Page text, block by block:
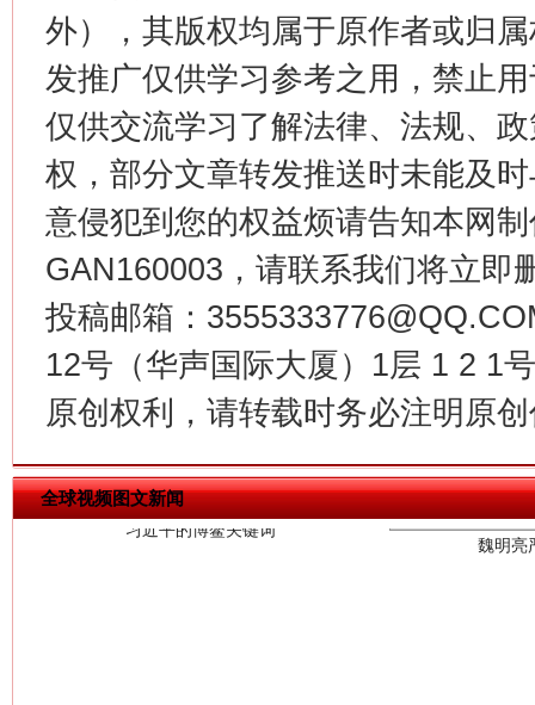
外），其版权均属于原作者或归
发推广仅供学习参考之用，禁止
仅供交流学习了解法律、法规、
权，部分文章转发推送时未能及
意侵犯到您的权益烦请告知本网
GAN160003，请联系我们将立即
投稿邮箱：
12号（华声国际大厦）1层 1 2 1
原创权利，请转载时务必注明原
全球视频图文新闻
在谋一域中谋全局
今
习近平的博鳌关键词
魏明亮